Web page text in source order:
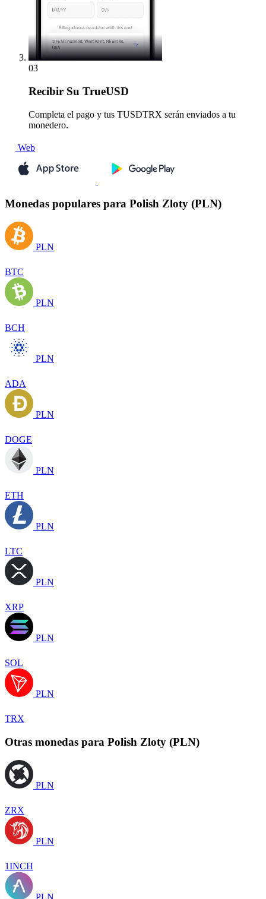
03
Recibir Su TrueUSD
Completa el pago y tus TUSDTRX serán enviados a tu
monedero.
Web
Monedas populares para Polish Zloty (PLN)
PLN
BTC
PLN
BCH
PLN
ADA
PLN
DOGE
PLN
ETH
PLN
LTC
PLN
XRP
PLN
SOL
PLN
TRX
Otras monedas para Polish Zloty (PLN)
PLN
ZRX
PLN
1INCH
PLN